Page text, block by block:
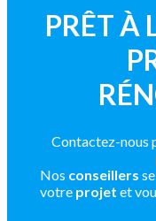
PRÊT À
Contactez-nous
Nos conseillers
votre projet et